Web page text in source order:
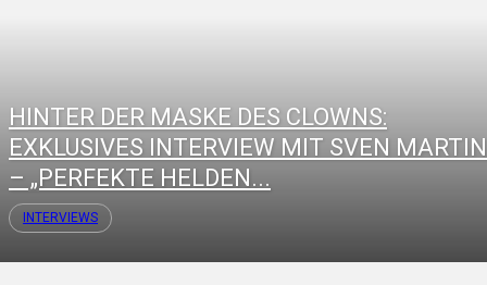
HINTER DER MASKE DES CLOWNS:
EXKLUSIVES INTERVIEW MIT SVEN
– „PERFEKTE HELDEN...
INTERVIEWS